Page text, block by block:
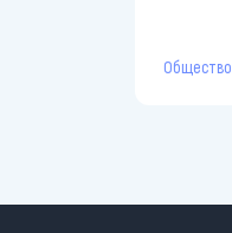
Общество